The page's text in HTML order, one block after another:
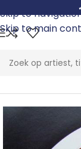
Skip to
Skip to main
Home Electronic